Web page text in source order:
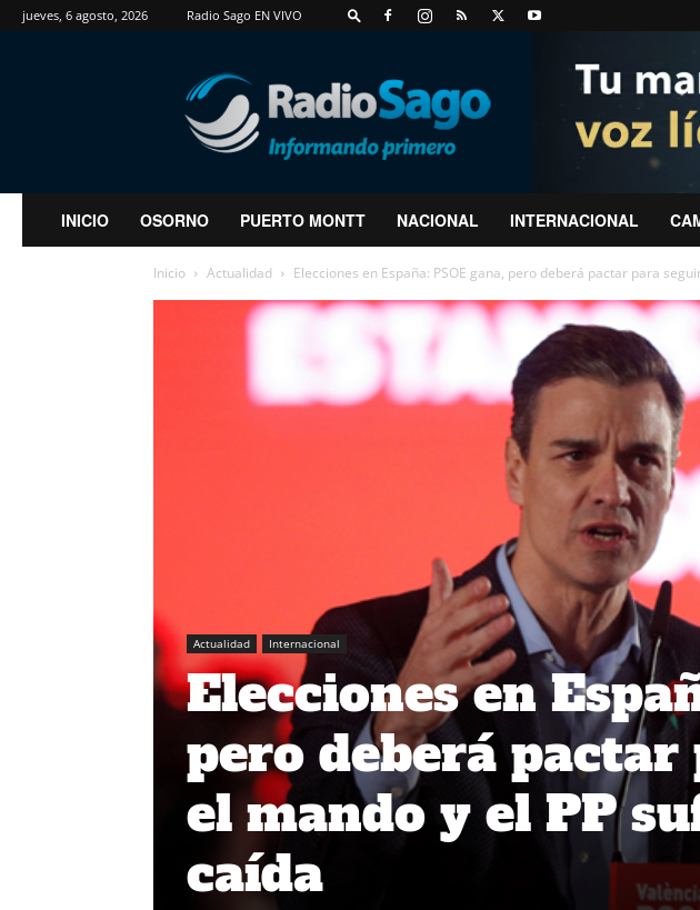
jueves, 6 agosto, 2026 Radio Sago EN VIVO
RadioSago
INICIO OSORNO PUERTO MONTT NACIONAL INTERNACIONAL
Inicio Actualidad Elecciones en España: PSOE gana, pero deberá pactar para
Actualidad Internacional
Elecciones en
pero deberá pactar
el mando y el PP
caída